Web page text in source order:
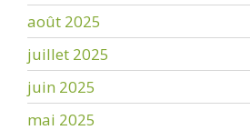
août 2025
juillet 2025
juin 2025
mai 2025